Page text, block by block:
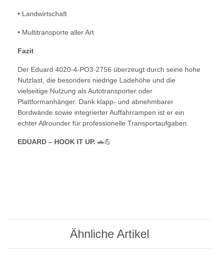
• Landwirtschaft
• Multitransporte aller Art
Fazit
Der Eduard 4020-4-PO3-2756 überzeugt durch seine hohe
Nutzlast, die besonders niedrige Ladehöhe und die
vielseitige Nutzung als Autotransporter oder
Plattformanhänger. Dank klapp- und abnehmbarer
Bordwände sowie integrierter Auffahrrampen ist er ein
echter Allrounder für professionelle Transportaufgaben.
EDUARD – HOOK IT UP. 🚗💪
Ähnliche Artikel